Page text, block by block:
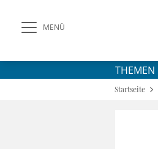
MENÜ
THEMEN
Startseite